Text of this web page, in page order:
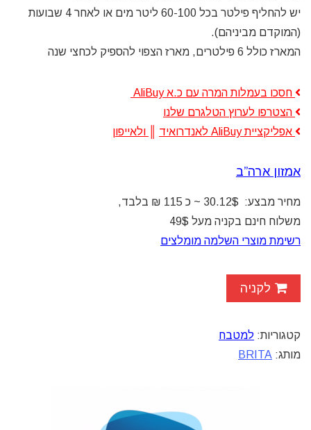
יש להחליף פילטר בכל 60-100 ליטר מים או לאחר 4 שבועות
(המוקדם מביניהם).
המארז כולל 6 פילטרים, מארז הצפוי להספיק לכחצי שנה
חסכו בעמלות המרה עם כ.א AliBuy
הצטרפו לערוץ הטלגרם שלנו
אפליקציית AliBuy לאנדרואיד
ולאייפון
אמזון ארה”ב
מחיר מבצע: 30.12$ ~ כ 115 ₪ בלבד,
משלוח חינם בקניה מעל 49$
רשימת מוצרי השלמה מומלצים
לקניה
קטגוריות: למטבח
מותג: BRITA